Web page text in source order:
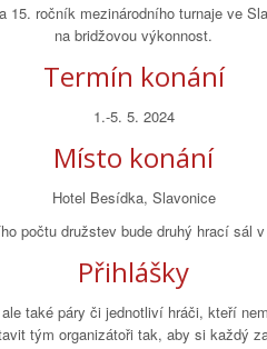
15. ročník mezinárodního turnaje ve
na bridžovou výkonnost.
Termín konání
1.-5. 5. 2024
Místo konání
Hotel Besídka, Slavonice
počtu družstev bude druhý hrací sál
Přihlášky
také páry či jednotliví hráči, kteří
tým organizátoři tak, aby si každý